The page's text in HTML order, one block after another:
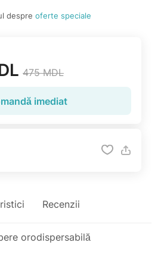
despre oferte speciale
475 MDL
imediat
Recenzii
orodispersabilă